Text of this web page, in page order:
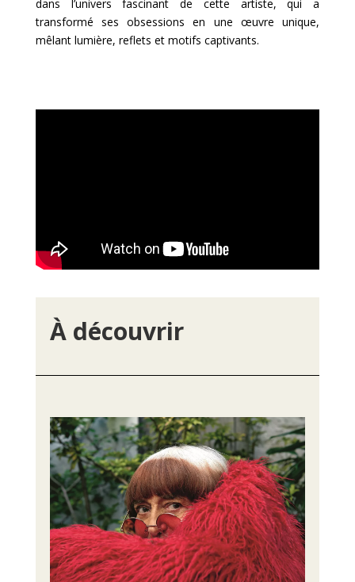
dans l’univers fascinant de cette artiste, qui a
transformé ses obsessions en une œuvre unique,
mêlant lumière, reflets et motifs captivants.
À découvrir